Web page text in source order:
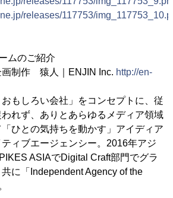
releases/117753/
ムのご紹介
画制作 猿人｜ENJIN Inc. http://en-
おもしろい会社」をコンセプトに、従
れず、ありとあらゆるメディア領域
ひとの気持ちを動かす」アイディア
ィブエージェンシー。2016年アジ
ASIAでDigital Craft部門でグラ
に「Independent Agency of the